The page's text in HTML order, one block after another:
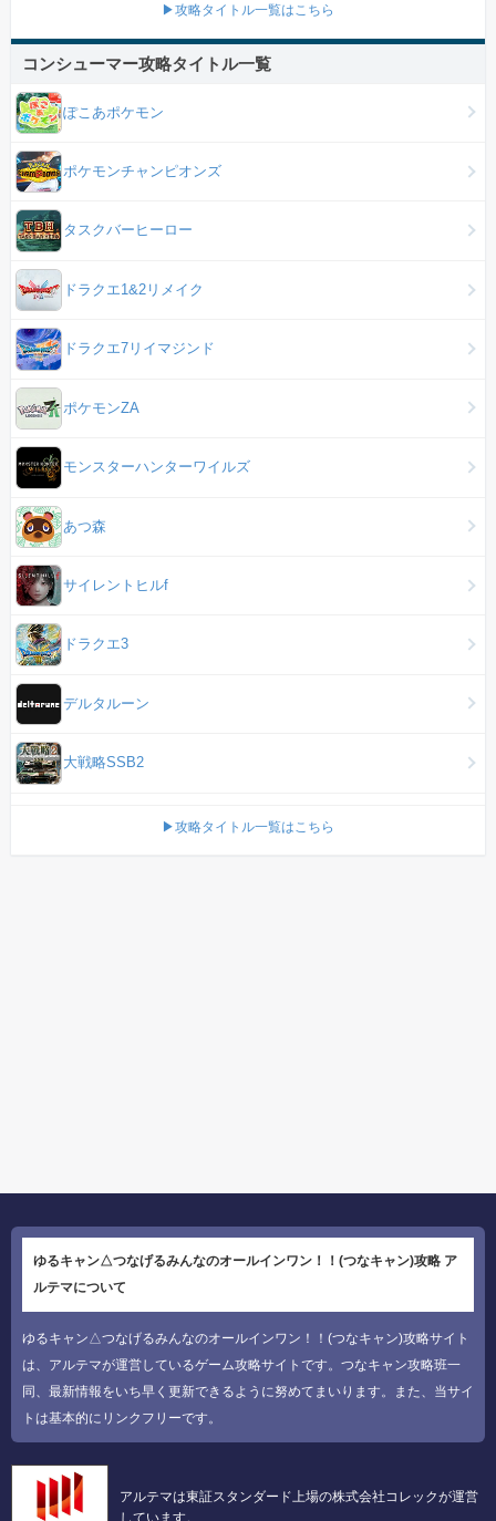
▶攻略タイトル一覧はこちら
コンシューマー攻略タイトル一覧
ぽこあポケモン
ポケモンチャンピオンズ
タスクバーヒーロー
ドラクエ1&2リメイク
ドラクエ7リイマジンド
ポケモンZA
モンスターハンターワイルズ
あつ森
サイレントヒルf
ドラクエ3
デルタルーン
大戦略SSB2
▶攻略タイトル一覧はこちら
ゆるキャン△つなげるみんなのオールインワン！！(つなキャン)攻略 ア
ルテマについて
ゆるキャン△つなげるみんなのオールインワン！！(つなキャン)攻略サイト
は、アルテマが運営しているゲーム攻略サイトです。つなキャン攻略班一
同、最新情報をいち早く更新できるように努めてまいります。また、当サイ
トは基本的にリンクフリーです。
アルテマは東証スタンダード上場の株式会社コレックが運営
しています。